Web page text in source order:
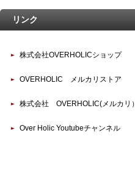
リンク
株式会社OVERHOLICショップ
OVERHOLIC メルカリストア
株式会社 OVERHOLIC(メルカリ）
Over Holic Youtubeチャンネル